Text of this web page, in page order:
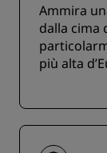
Ammira
dalla cima
più alta